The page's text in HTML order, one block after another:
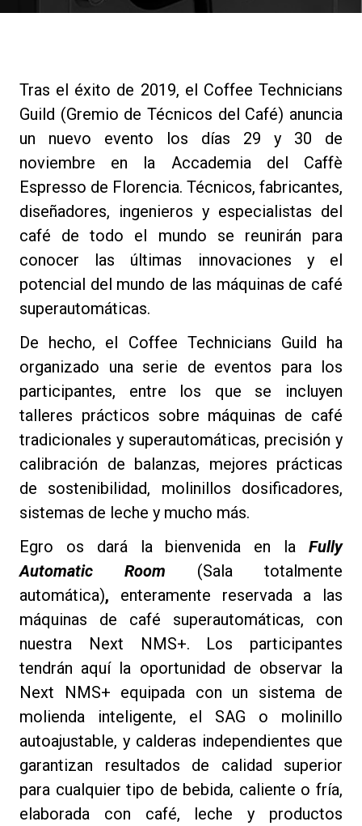
Tras el éxito de 2019, el Coffee Technicians
Guild (Gremio de Técnicos del Café) anuncia
un nuevo evento los días 29 y 30 de
noviembre en la Accademia del Caffè
Espresso de Florencia. Técnicos, fabricantes,
diseñadores, ingenieros y especialistas del
café de todo el mundo se reunirán para
conocer las últimas innovaciones y el
potencial del mundo de las máquinas de café
superautomáticas.
De hecho, el Coffee Technicians Guild ha
organizado una serie de eventos para los
participantes, entre los que se incluyen
talleres prácticos sobre máquinas de café
tradicionales y superautomáticas, precisión y
calibración de balanzas, mejores prácticas
de sostenibilidad, molinillos dosificadores,
sistemas de leche y mucho más.
Egro os dará la bienvenida en la Fully
Automatic Room (Sala totalmente
automática), enteramente reservada a las
máquinas de café superautomáticas, con
nuestra Next NMS+. Los participantes
tendrán aquí la oportunidad de observar la
Next NMS+ equipada con un sistema de
molienda inteligente, el SAG o molinillo
autoajustable, y calderas independientes que
garantizan resultados de calidad superior
para cualquier tipo de bebida, caliente o fría,
elaborada con café, leche y productos
Nuestros laboratorios
Sostenibilidad
Connect
Contacto
Política de Privacidad